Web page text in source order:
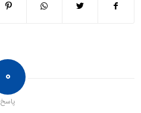
۰
پاسخ